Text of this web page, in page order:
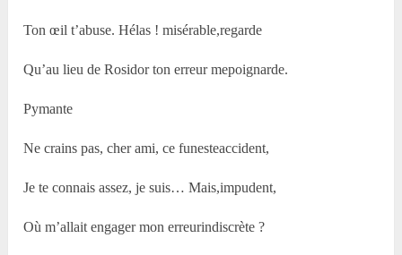
Ton œil t’abuse. Hélas ! misérable,regarde
Qu’au lieu de Rosidor ton erreur mepoignarde.
Pymante
Ne crains pas, cher ami, ce funesteaccident,
Je te connais assez, je suis… Mais,impudent,
Où m’allait engager mon erreurindiscrète ?